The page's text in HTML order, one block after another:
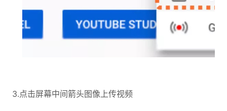
3.点击屏幕中间箭头图像上传视频